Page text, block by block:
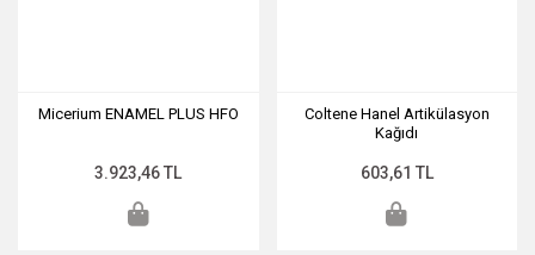
Micerium ENAMEL PLUS HFO
3.923,46 TL
Coltene Hanel Artikülasyon
Kağıdı
603,61 TL